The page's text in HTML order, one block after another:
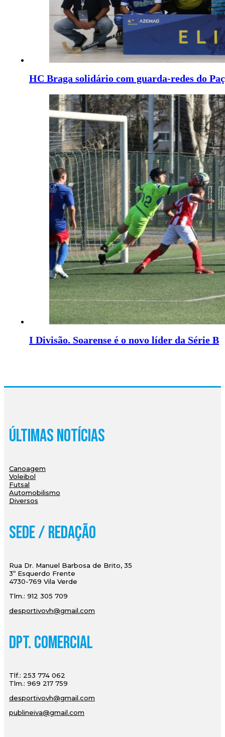
HC Braga solidário com guarda-redes do
I Divisão. Soarense é o novo líder da Série B
Últimas Notícias
Canoagem
Voleibol
Futsal
Automobilismo
Diversos
Sede / Redação
Rua Dr. Manuel Barbosa de Brito, 35
3º Esquerdo Frente
4730-769 Vila Verde
Tlm.: 912 305 709
desportivovh@gmail.com
Dpt. Comercial
Tlf.: 253 774 062
Tlm.: 969 217 759
desportivovh@gmail.com
publineiva@gmail.com